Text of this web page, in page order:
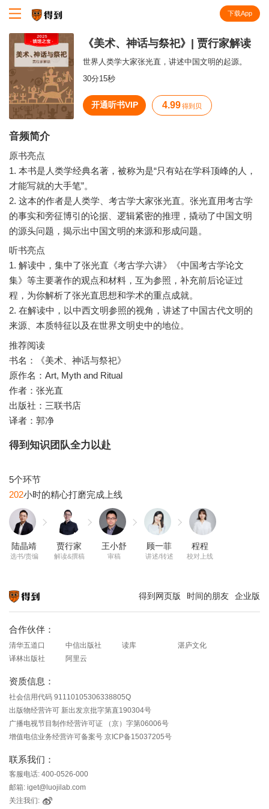
下载App
《美术、神话与祭祀》| 贾行家解读
世界人类学大家张光直，讲述中国文明的起源。
30分15秒
开通听书VIP 4.99 得到贝
音频简介
原书亮点
1. 本书是人类学经典名著，被称为是“只有站在学科顶峰的人，
才能写就的大手笔”。
2. 这本的作者是人类学、考古学大家张光直。张光直用考古学
的事实和旁征博引的论据、逻辑紧密的推理，撬动了中国文明
听书亮点
1. 解读中，集中了张光直《考古学六讲》《中国考古学论文
集》等主要著作的观点和材料，互为参照，补充前后论证过
程，为你解析了张光直思想和学术的重点成就。
2. 在解读中，以中西文明参照的视角，讲述了中国古代文明的
推荐阅读
书名：《美术、神话与祭祀》
原作名：Art, Myth and Ritual
作者：张光直
出版社：三联书店
得到知识团队全力以赴
202
陆晶靖
选书/责编
贾行家
解读&撰稿
王小舒
审稿
顾一菲
讲述/转述
程程
校对上线
得到网页版 时间的朋友 企业版
合作伙伴：
清华五道口 中信出版社 读库
湛庐文化
译林出版社
阿里云
资质信息：
社会信用代码 91110105306338805Q
出版物经营许可 新出发京批字第直190304号
广播电视节目制作经营许可证 （京）字第06006号
增值电信业务经营许可备案号 京ICP备15037205号
联系我们：
客服电话: 400-0526-000
邮箱: iget@luojilab.com
关注我们: